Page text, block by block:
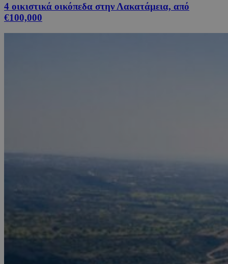
4 οικιστικά οικόπεδα στην Λακατάμεια, από
€100,000